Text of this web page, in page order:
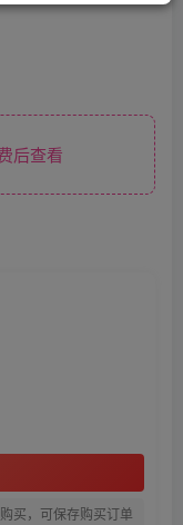
后查看
买，可保存购买订单